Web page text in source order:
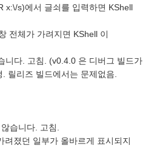
s)에서 글쇠를 입력하면 KShell
전체가 가려지면 KShell 이
다. 고침. (v0.4.0 은 디버그 빌드가
리즈 빌드에서는 문제없음.
습니다. 고침.
졌던 일부가 올바르게 표시되지